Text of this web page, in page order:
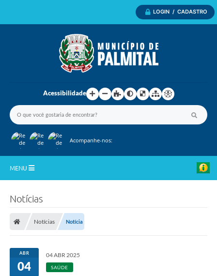
LOGIN / CADASTRO
Acessibilidade
Acompanhe-nos:
MENU
Departamentos
Câmara Municipal
Notícias
Notícias Notícia
ABR
04
04 ABR 2025
SAÚDE